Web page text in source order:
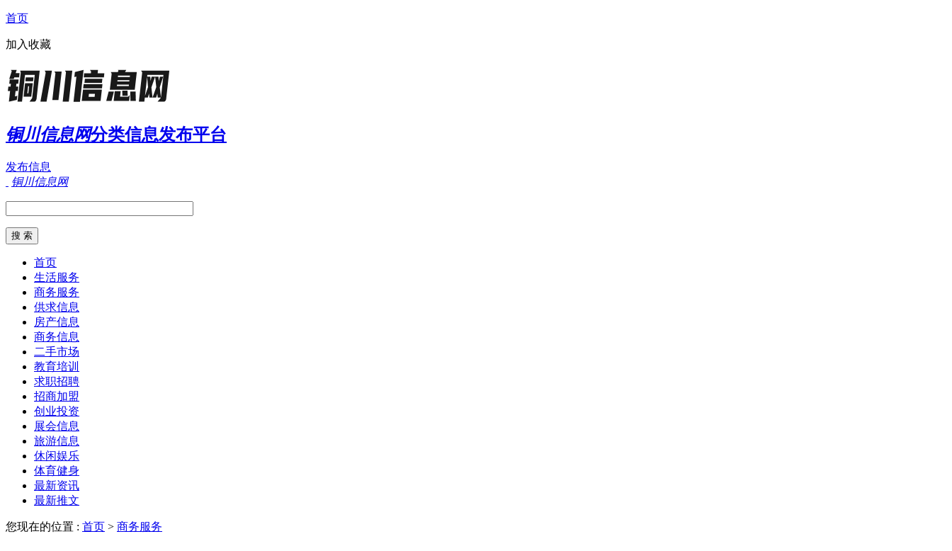
首页
加入收藏
铜川信息网分类信息发布平台
发布信息
铜川信息网
首页
生活服务
商务服务
供求信息
房产信息
商务信息
二手市场
教育培训
求职招聘
招商加盟
创业投资
展会信息
旅游信息
休闲娱乐
体育健身
最新资讯
最新推文
您现在的位置 : 首页 > 商务服务